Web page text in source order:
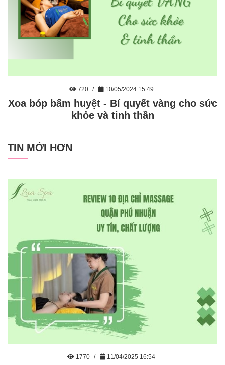
720 10/05/2024 15:49
Xoa bóp bấm huyệt - Bí quyết vàng cho sức
khỏe và tinh thần
TIN MỚI HƠN
1770 11/04/2025 16:54